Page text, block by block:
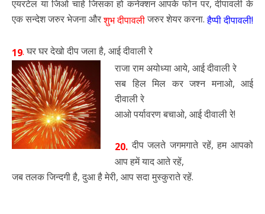
एयरटेल या जिओ चाहे जिसका हो कनेक्शन आपके फोन पर, दीपावली के
एक सन्देश जरुर भेजना औरशुभ दीपावलीजरुर शेयर करना.हैप्पी दीपावली!
19.घर घर देखो दीप जला है, आई दीवाली रे
राजा राम अयोध्या आये, आई दीवाली रे
सब हिल मिल कर जश्न मनाओ, आई
दीवाली रे
आओ पर्यावरण बचाओ, आई दीवाली रे!
20. दीप जलते जगमगाते रहें, हम आपको
आप हमें याद आते रहें,
जब तलक जिन्दगी है, दुआ है मेरी, आप सदा मुस्कुराते रहें.